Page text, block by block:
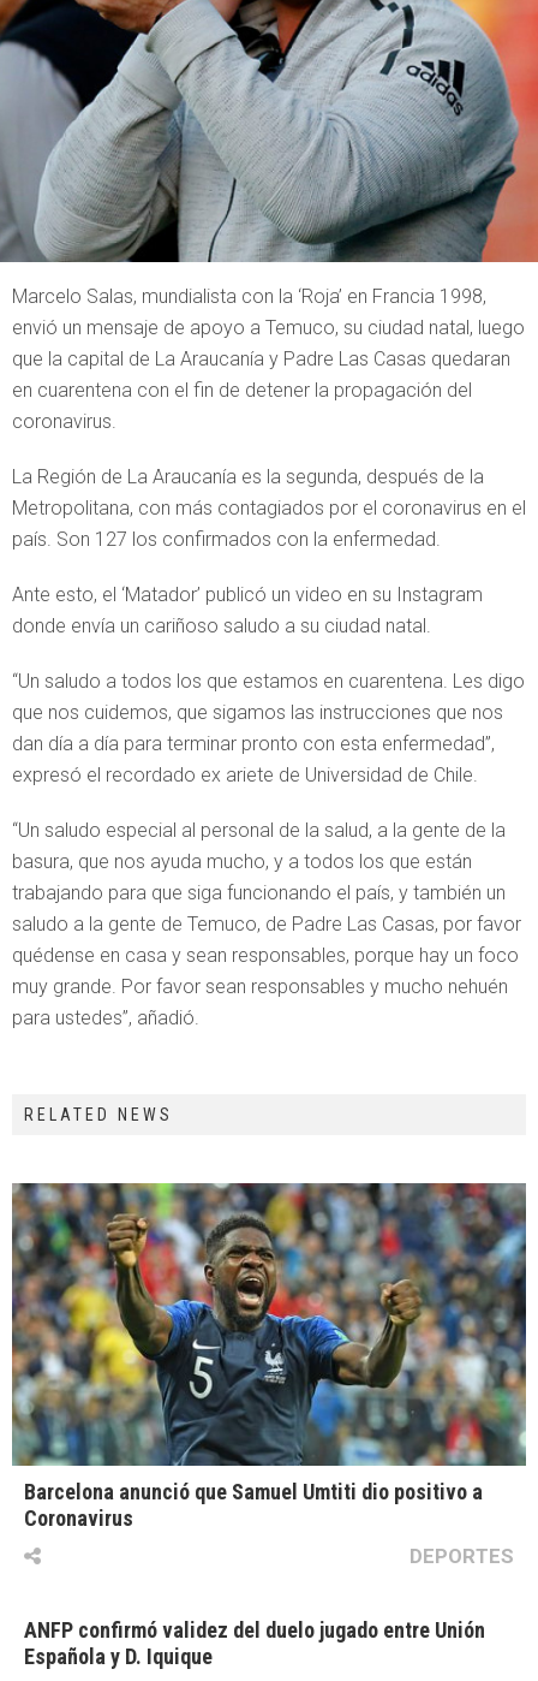
Marcelo Salas, mundialista con la ‘Roja’ en Francia 1998,
envió un mensaje de apoyo a Temuco, su ciudad natal, luego
que la capital de La Araucanía y Padre Las Casas quedaran
en cuarentena con el fin de detener la propagación del
coronavirus.
La Región de La Araucanía es la segunda, después de la
Metropolitana, con más contagiados por el coronavirus en el
país. Son 127 los confirmados con la enfermedad.
Ante esto, el ‘Matador’ publicó un video en su Instagram
donde envía un cariñoso saludo a su ciudad natal.
“Un saludo a todos los que estamos en cuarentena. Les digo
que nos cuidemos, que sigamos las instrucciones que nos
dan día a día para terminar pronto con esta enfermedad”,
expresó el recordado ex ariete de Universidad de Chile.
“Un saludo especial al personal de la salud, a la gente de la
basura, que nos ayuda mucho, y a todos los que están
trabajando para que siga funcionando el país, y también un
saludo a la gente de Temuco, de Padre Las Casas, por favor
quédense en casa y sean responsables, porque hay un foco
muy grande. Por favor sean responsables y mucho nehuén
para ustedes”, añadió.
RELATED NEWS
Barcelona anunció que Samuel Umtiti dio positivo a
Coronavirus
DEPORTES
ANFP confirmó validez del duelo jugado entre Unión
Española y D. Iquique